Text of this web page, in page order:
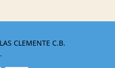
CLEMENTE C.B.